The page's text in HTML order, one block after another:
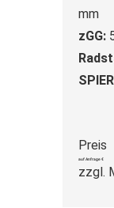
mm
zGG:
Preis
auf Anfrage €
zzgl.